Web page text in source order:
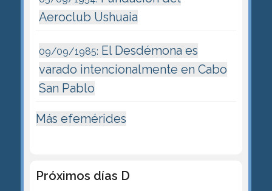
Aeroclub Ushuaia
09/09/1985: El Desdémona es
varado intencionalmente en Cabo
San Pablo
Más efemérides
Próximos días D